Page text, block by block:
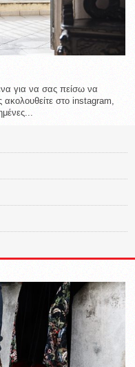
για να σας πείσω να
ακολουθείτε στο instagram,